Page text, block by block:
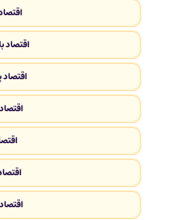
اقتصاد